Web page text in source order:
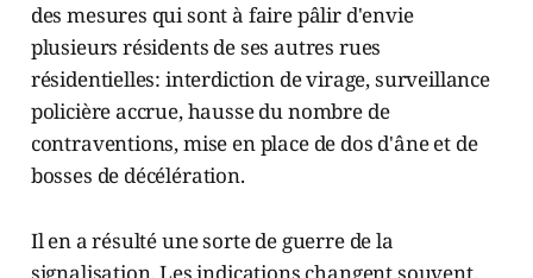
des mesures qui sont à faire pâlir d'envie
plusieurs résidents de ses autres rues
résidentielles: interdiction de virage, surveillance
policière accrue, hausse du nombre de
contraventions, mise en place de dos d'âne et de
bosses de décélération.
Il en a résulté une sorte de guerre de la